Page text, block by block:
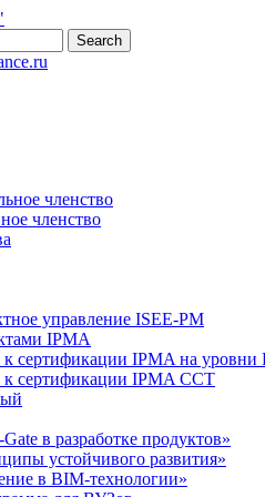
Search
членство
членство
управление ISEE-PM
IPMA
к сертификации IPMA на уровни
к сертификации IPMA CCT
в разработке продуктов»
устойчивого развития»
в BIM-технологии»